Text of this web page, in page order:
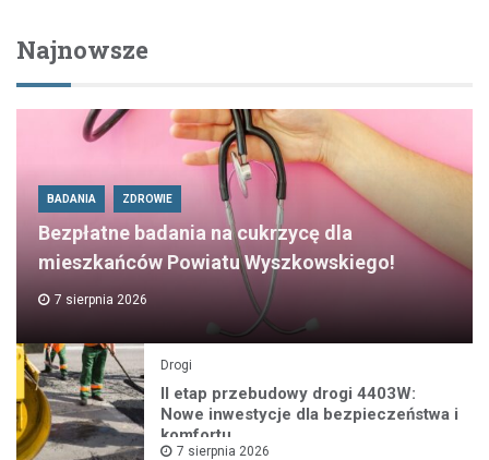
Najnowsze
BADANIA ZDROWIE
Bezpłatne badania na cukrzycę dla
mieszkańców Powiatu Wyszkowskiego!
7 sierpnia 2026
Drogi
II etap przebudowy drogi 4403W:
Nowe inwestycje dla bezpieczeństwa i
komfortu
7 sierpnia 2026